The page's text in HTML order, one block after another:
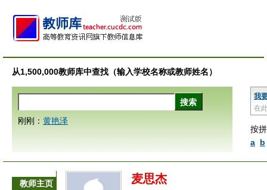
从1,500,000教师库中查找（输入学校名称或教师姓名）
我
在
按
a b
刚刚： 黄艳泽
教师主页
麦思杰